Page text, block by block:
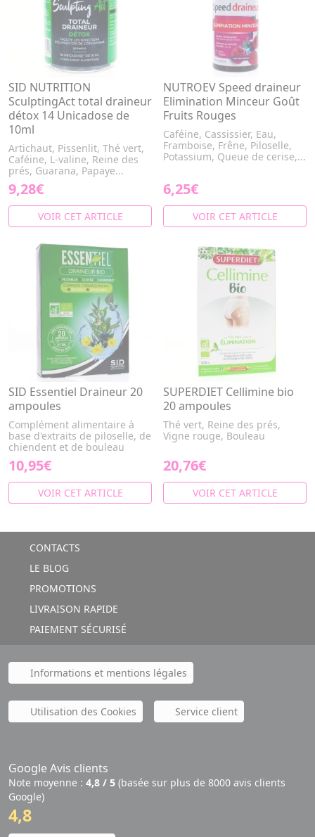
SID NUTRITION
SculptingAct total draineur
détox 14 Unicadose de
10ml
Artichaut, Pissenlit, Thé vert,
Caféine, L-valine, Reine des
prés, Guarana, Papaye...
9,28€
VOIR CET ARTICLE
NUTROEV Speed draineur
Elimination Minceur Goût
Fruits Rouges
Caféine, Cassissier, Eau,
Framboise, Frêne, Piloselle,
Potassium, Queue de cerise,...
6,25€
VOIR CET ARTICLE
SID Essentiel Draineur 20
ampoules
Complément alimentaire à
base d'extraits de piloselle, de
chiendent et de bouleau
10,95€
VOIR CET ARTICLE
SUPERDIET Cellimine bio
20 ampoules
Thé vert, Reine des prés,
Vigne rouge, Bouleau
20,76€
VOIR CET ARTICLE
CONTACTS
LE BLOG
PROMOTIONS
LIVRAISON RAPIDE
PAIEMENT SÉCURISÉ
Informations et mentions légales
Utilisation des Cookies Service client
Google Avis clients
Note moyenne : 4,8 / 5 (basée sur plus de 8000 avis clients
Google)
4,8